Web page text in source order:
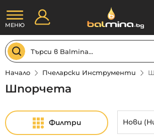
към
съдържанието
МЕНЮ
Начало Пчеларски Инструменти
Шпорчета
Филтри